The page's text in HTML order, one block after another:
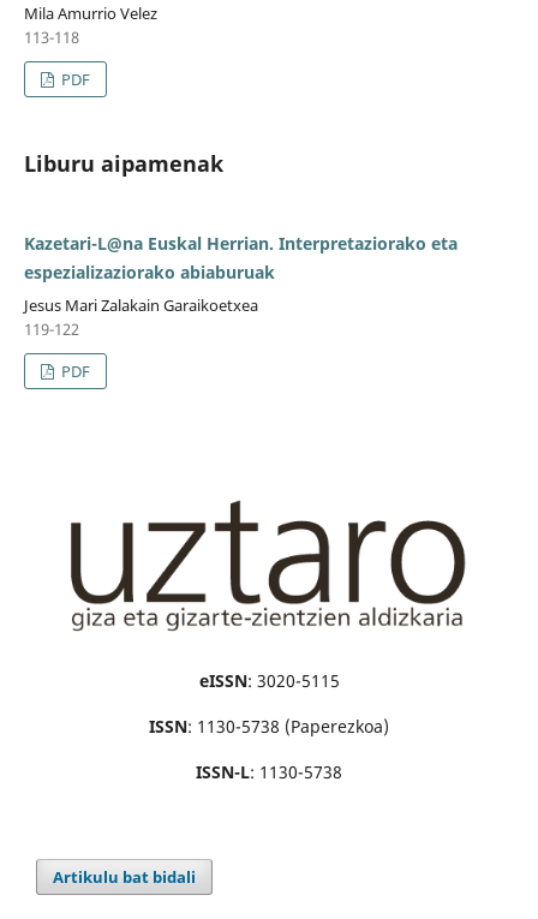
Mila Amurrio Velez
113-118
PDF
Liburu aipamenak
Kazetari-L@na Euskal Herrian. Interpretaziorako eta
espezializaziorako abiaburuak
Jesus Mari Zalakain Garaikoetxea
119-122
PDF
eISSN: 3020-5115
ISSN: 1130-5738 (Paperezkoa)
ISSN-L: 1130-5738
Artikulu bat bidali